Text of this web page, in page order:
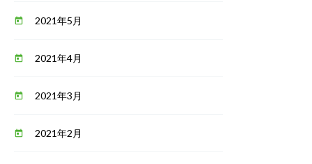
today 2021年5月
today 2021年4月
today 2021年3月
today 2021年2月